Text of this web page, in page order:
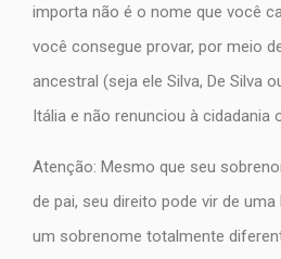
importa não é o nome que você
você consegue provar, por meio
ancestral (seja ele Silva, De Silva
Itália e não renunciou à cidadania
Atenção: Mesmo que seu
de pai, seu direito pode vir de
um sobrenome totalmente